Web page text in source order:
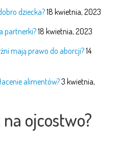
dziecka?18 kwietnia, 2023
partnerki?18 kwietnia, 2023
mają prawo do aborcji?14
alimentów?3 kwietnia,
ojcostwo?